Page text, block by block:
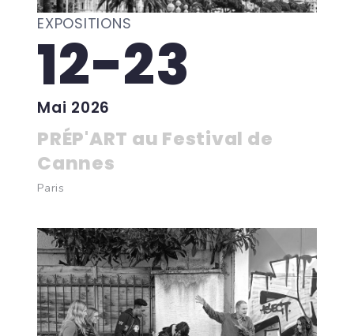
EXPOSITIONS
12-23
Mai 2026
PRÉP'ART au Festival de
Cannes
Paris